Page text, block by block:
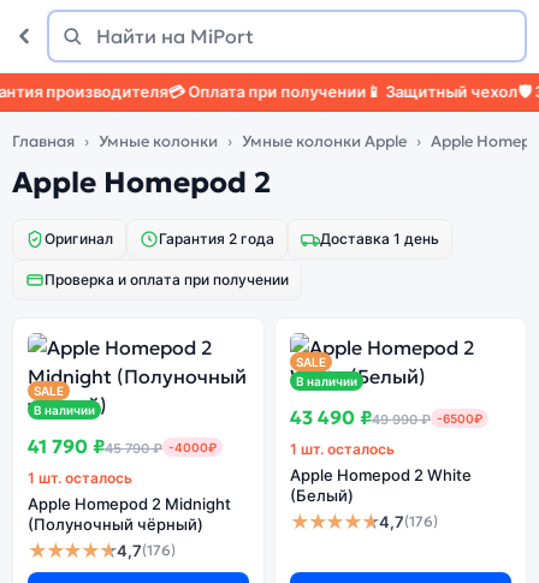
Поиск
Найти
производителя💳 Оплата при получении📱 Защитный чехол🛡️
Главная Умные колонки Умные колонки Apple Apple
Apple Homepod 2
Оригинал Гарантия 2 года Доставка 1 день
Проверка и оплата при получении
SALE
В наличии
41 790 ₽45 790 ₽ -4000₽
1 шт. осталось
Apple Homepod 2 Midnight
(Полуночный чёрный)
★★★★★4,7(176)
SALE
В наличии
43 490 ₽49 990 ₽ -6500₽
1 шт. осталось
Apple Homepod 2 White
(Белый)
★★★★★4,7(176)